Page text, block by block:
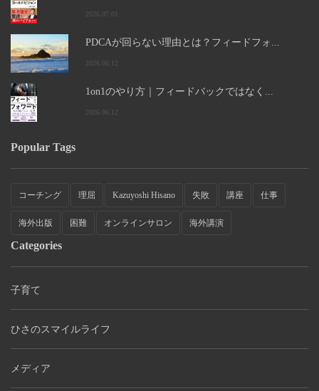
2026.07.01
PDCAが回らない理由とは？フィードフォ...
2026.06.12
1on1のやり方｜フィードバックではなく...
2026.06.12
Popular Tags
コーチング 理屈 Kazuyoshi Hisano 失敗 講座 仕事
海外出版 困難 オンラインサロン 海外講演
Categories
子育て
ひさのスマイルライフ
メディア